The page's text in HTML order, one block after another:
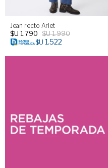
Jean recto Arlet
$U 1.790 $U1.990
$U 1.522